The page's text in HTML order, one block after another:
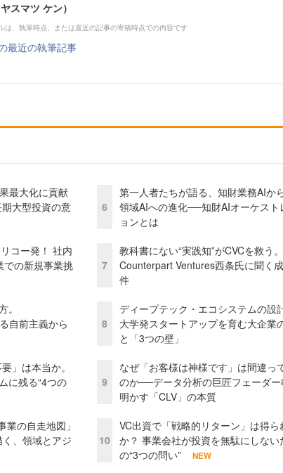
スマツ ケン）
は、執筆時点、または直近の記事の寄稿時点での内容です
最近の執筆記事
最大化に貢献
大型投資の意
コー発！ 社内
での新規事業挑
。
自前主義から
」は本当か。
に残る“4つの
の自走地図」
、領域とアジ
6
第一人者たちが語る、知財業務AIか
領域AIへの進化──知財AIオーケスト
ョンとは
7
教科書にない“実践知”がCVCを救う。
Counterpart Ventures西条氏に聞く
件
8
ディープテック・エコシステムの設
大学発スタートアップを育む大企業
と「3つの壁」
9
なぜ「お客様は神様です」は間違っ
のか──データ分析の巨匠フェーダ
明かす「CLV」の本質
10
VC出資で「戦略的リターン」は得ら
か？ 事業会社が投資を無駄にしない
の“3つの問い”
NEW